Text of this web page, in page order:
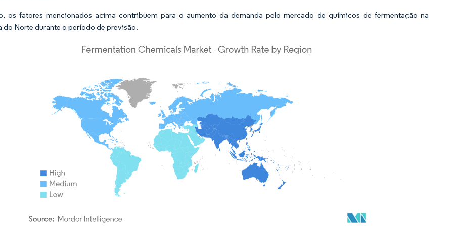
os fatores mencionados acima contribuem para o aumento da demanda pelo mercado de químicos de fermentação na
do Norte durante o período de previsão.